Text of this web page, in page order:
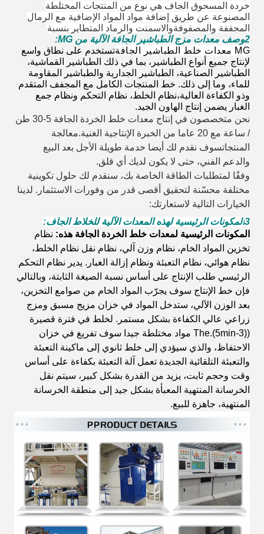
خردة المسحوق الجاف هي نوع من المنتجات المختلطة
المصنوعة عن طريق إضافة مواد المواد الإضافية مع الرمال
المجففة والمصفوفةوالاسمنت والرماد المتطاير بنسبة
2وصف معدات مزج الطباشير الجافة الآلية من MG:
MG معدات خلط الطباشير الجافة
تستخدم على نطاق واسع
لإنتاج جميع أنواع الطباشير، بما في ذلك الطباشير القماشية،
الطباشير الصناعية، الطباشير الجدارية والطباشير المقاومة
للماء، وما إلى ذلك. خط المنتجات الكامل مع المجفف المتقدم
وذو الكفاءة العالية،نظام الخلط، نظام التحكم ونظام جمع
الغبار يضمن إنتاج الهاون الجيد.
نحن متخصصون في إنتاج معدات خلط الخردة الجافة 5-30 طن
/ ساعة مع 20 عاما من الخبرة الإنتاجية الغنية.معالجة
المنتجاتسوف نقدم لك أيضا خدمة طويلة الأجل بعد البيع
والدعم الفني، حتى لا يكون لديك أي قلق.
وفقًا لمتطلبات الطاقة الخاصة بك، سنقدم لك حلول تكوينية
مختلفة محسّنة لتحقيق أقصى قدر من وفورات الاستثمار. لدينا
الخيارات التالية لاستعارتك:
3المكونات الرئيسية لهذه المعدات الآلية للخلاط الجاف:
المكونات الرئيسية لمعدات خلط الخردة الجافة هذه: نظام
تخزين المواد الخام، نظام وزن آلي، نظام نقل نظام الخلط،
نظام هوائي، نظام التعبئة ونظام إزالة الغبار. يدير نظام التحكم
الرئيسي طلب الإنتاج على أساس نسبة الصيغة الثابتة، وبالتالي
فإن خط الإنتاج سوف يجرّب المواد الخام من صوامع التخزين،
بعد الوزن الآلي، ستدخل المواد في خزان مزيج مسبق ومزج
زراعي عالي الكفاءة بشكل مستمر. لخلط في فترة قصيرة
((3-5min).The مواد مختلطة جيدا سوف تفريغ في خزان
الاحتفاظ، والذي سيؤدي إلى خلط ثانوي إلى ماكينة التعبئة
والتعبئة التلقائية الجديدة تعمل آلة التعبئة بكفاءة على أساس
وقت وحجم ثابت، يزيد من القدرة بشكل كبير، سيتم نقل
الخرسانة المنتهية المعبأة بشكل جيد إلى منطقة الخرسانة
المنتهية، جاهزة للبيع.